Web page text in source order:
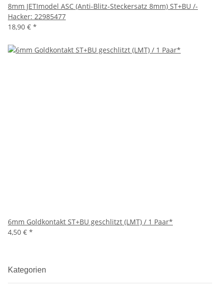
8mm JETImodel ASC (Anti-Blitz-Steckersatz 8mm) ST+BU /-
Hacker: 22985477
18,90 € *
6mm Goldkontakt ST+BU geschlitzt (LMT) / 1 Paar*
4,50 € *
Kategorien